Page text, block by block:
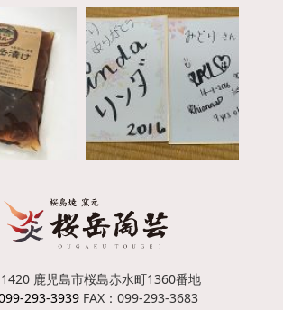
鹿児島市桜島赤水町1360番地
293-3939 FAX：099-293-3683